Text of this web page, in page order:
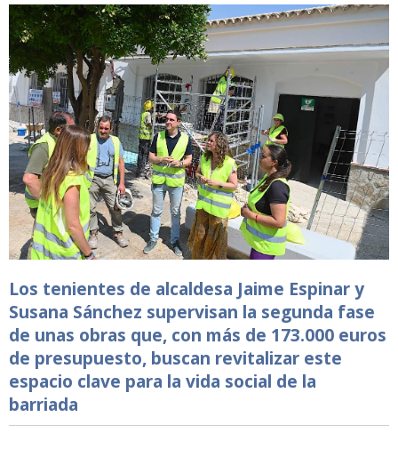
Los tenientes de alcaldesa Jaime Espinar y
Susana Sánchez supervisan la segunda fase
de unas obras que, con más de 173.000 euros
de presupuesto, buscan revitalizar este
espacio clave para la vida social de la
barriada